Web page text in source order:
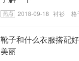
2018-09-18 衬衫 格
靴子和什么衣服搭配
美丽